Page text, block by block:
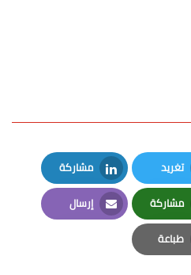
تغريد
Twitter
مشاركة
LinkedIn
مشاركة
Whatsapp
إرسال
Email
طباعة
Print